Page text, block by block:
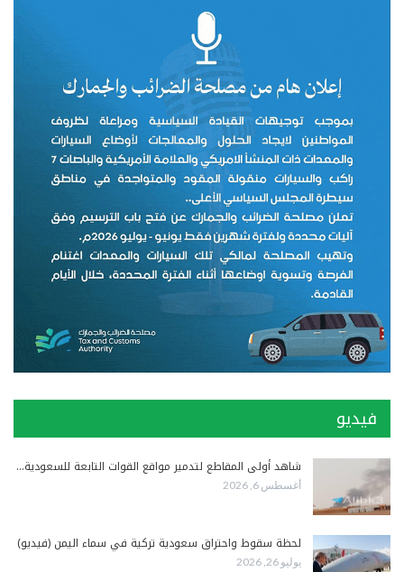
فيديو
شاهد أولى المقاطع لتدمير مواقع القوات التابعة للسعودية…
أغسطس 6, 2026
لحظة سقوط واحتراق سعودية تركية في سماء اليمن (فيديو)
يوليو 26, 2026